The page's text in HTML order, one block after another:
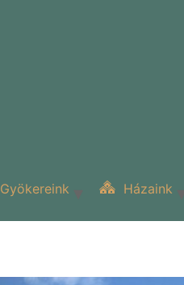
Gyökereink Házaink